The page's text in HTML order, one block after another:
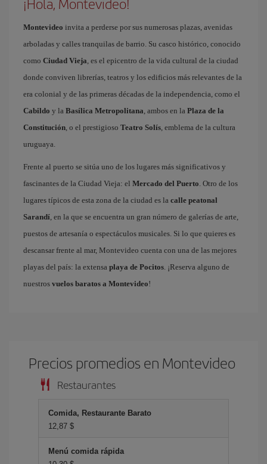
Montevideo invita a perderse por sus numerosas plazas, avenidas
arboladas y calles tranquilas de barrio. Su casco histórico, conocido
como Ciudad Vieja, es el epicentro de la vida cultural de la ciudad
donde conviven librerías, teatros y los edificios más relevantes de la
era colonial y de las primeras décadas de la independencia, como el
Cabildo y la Basílica Metropolitana, ambos en la Plaza de la
Constitución, o el prestigioso Teatro Solís, emblema de la cultura
uruguaya.
Frente al puerto se sitúa uno de los lugares más significativos y
fascinantes de la Ciudad Vieja: el Mercado del Puerto. Otro de los
lugares típicos de esta zona de la ciudad es la calle peatonal
Sarandí, en la que se encuentra un gran número de galerías de arte,
puestos de artesanía o espectáculos musicales. Si lo que quieres es
descansar frente al mar, Montevideo cuenta con una de las mejores
playas del país: la extensa playa de Pocitos. ¡Reserva alguno de
nuestros vuelos baratos a Montevideo!
Precios promedios en Montevideo
Restaurantes
Comida, Restaurante Barato
12,87 $
Menú comida rápida